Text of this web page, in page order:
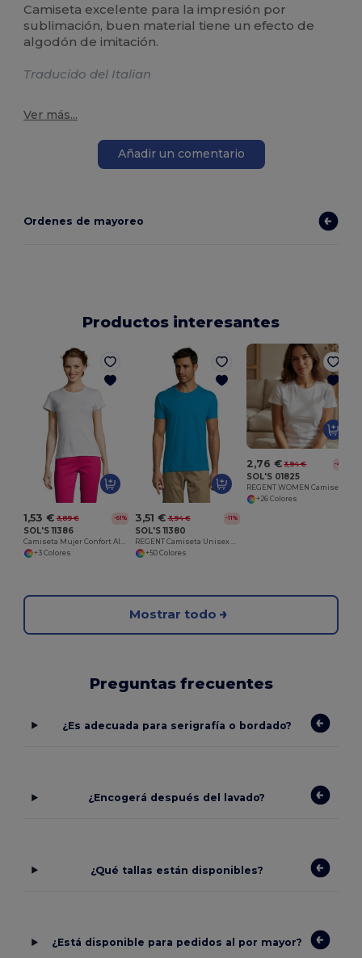
Camiseta excelente para la impresión por
sublimación, buen material tiene un efecto de
algodón de imitación.
Traducido del Italian
Ver más...
Añadir un comentario
Ordenes de mayoreo
Productos interesantes
1,53 € 3,89 € -61%
SOL'S 11386
+3 Colores
3,51 € 3,94 € -11%
SOL'S 11380
+50 Colores
2,76 € 3,94 € -45%
SOL'S 01825
+26 Colores
Mostrar todo
Preguntas frecuentes
¿Es adecuada para serigrafía o bordado?
¿Encogerá después del lavado?
¿Qué tallas están disponibles?
¿Está disponible para pedidos al por mayor?